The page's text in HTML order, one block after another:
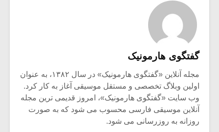
گفتگوی هارمونیک
مجله آنلاین «گفتگوی هارمونیک» در سال ۱۳۸۲، به عنوان
اولین وبلاگ تخصصی و مستقل موسیقی آغاز به کار کرد.
وب سایت «گفتگوی هارمونیک»، امروز قدیمی ترین مجله
آنلاین موسیقی فارسی محسوب می شود که به صورت
روزانه به روزرسانی می شود.